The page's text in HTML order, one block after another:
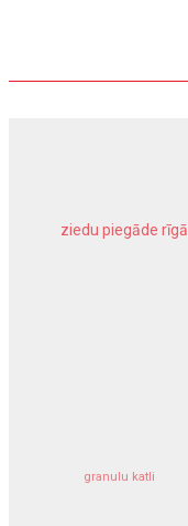
ziedu piegāde rīgā
granulu katli